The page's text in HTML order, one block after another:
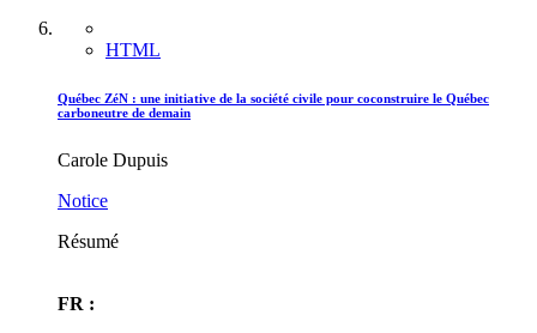
HTML
Québec ZéN : une initiative de la société civile pour coconstruire le Québec
carboneutre de demain
Carole Dupuis
Notice
Résumé
FR :